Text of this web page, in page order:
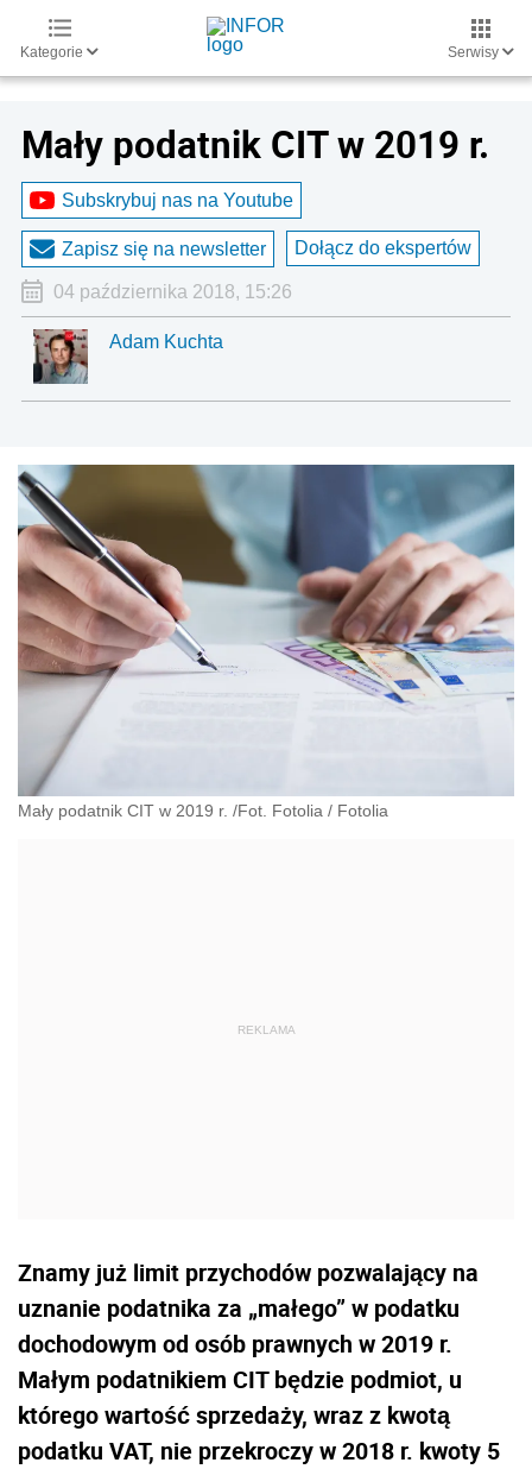
Kategorie Serwisy
Mały podatnik CIT w 2019 r.
Subskrybuj nas na Youtube
Zapisz się na newsletter Dołącz do ekspertów
04 października 2018, 15:26
Adam Kuchta
Mały podatnik CIT w 2019 r. /Fot. Fotolia / Fotolia
Znamy już limit przychodów pozwalający na
uznanie podatnika za „małego” w podatku
dochodowym od osób prawnych w 2019 r.
Małym podatnikiem CIT będzie podmiot, u
którego wartość sprzedaży, wraz z kwotą
podatku VAT, nie przekroczy w 2018 r. kwoty 5